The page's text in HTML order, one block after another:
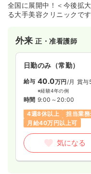
全国に展開中！＜今後拡
る大手美容クリニックです
外来正・准看護師
日勤のみ（常勤）
給与 40.0万円 /月 賞与
※経験4年の例
時間 9:00～20:00
4週8休以上
担当業
月給40万円以上可
気になる